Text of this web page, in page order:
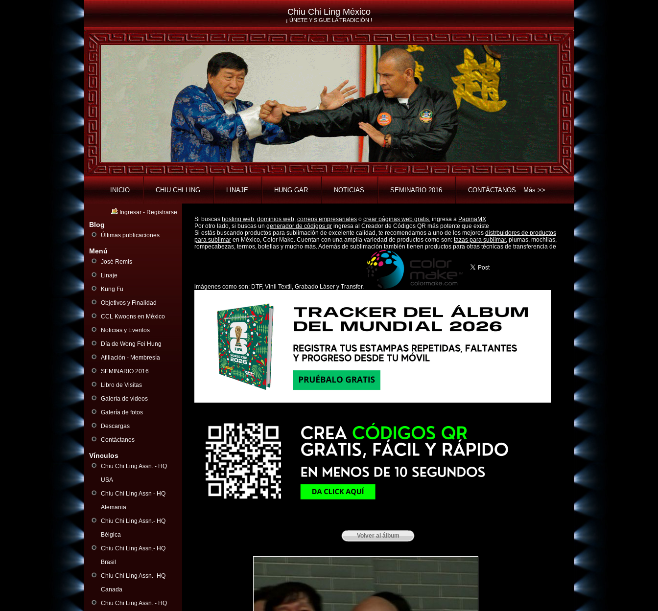
Chiu Chi Ling México
¡ ÚNETE Y SIGUE LA TRADICIÓN !
INICIO CHIU CHI LING LINAJE HUNG GAR NOTICIAS SEMINARIO 2016 CONTÁCTANOS Más >>
Ingresar - Registrarse
Blog
Últimas publicaciones
Menú
José Remis
Linaje
Kung Fu
Objetivos y Finalidad
CCL Kwoons en México
Noticias y Eventos
Día de Wong Fei Hung
Afiliación - Membresía
SEMINARIO 2016
Libro de Visitas
Galería de videos
Galería de fotos
Descargas
Contáctanos
Vínculos
Chiu Chi Ling Assn. - HQ
USA
Chiu Chi Ling Assn - HQ
Alemania
Chiu Chi Ling Assn.- HQ
Bélgica
Chiu Chi Ling Assn.- HQ
Brasil
Chiu Chi Ling Assn.- HQ
Canada
Chiu Chi Ling Assn. - HQ
Si buscas hosting web, dominios web, correos empresariales o crear páginas web gratis, ingresa a PaginaMX
Por otro lado, si buscas un generador de códigos qr ingresa al Creador de Códigos QR más potente que existe
Si estás buscando productos para sublimación de excelente calidad, te recomendamos a uno de los mejores distrbuidores de productos
para sublimar en México, Color Make. Cuentan con una amplia variedad de productos como son: tazas para sublimar, plumas, mochilas,
rompecabezas, termos, botellas y mucho más. Además de sublimación también tienen productos para otras técnicas de transferencia de
imágenes como son: DTF, Vinil Textil, Grabado Láser y Transfer.
Volver al álbum